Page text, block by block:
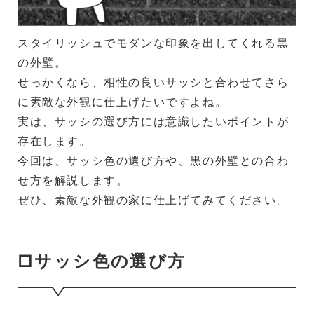
スタイリッシュでモダンな印象を出してくれる黒
の外壁。
せっかくなら、相性の良いサッシと合わせてさら
に素敵な外観に仕上げたいですよね。
実は、サッシの選び方には意識したいポイントが
存在します。
今回は、サッシ色の選び方や、黒の外壁との合わ
せ方を解説します。
ぜひ、素敵な外観の家に仕上げてみてください。
□サッシ色の選び方